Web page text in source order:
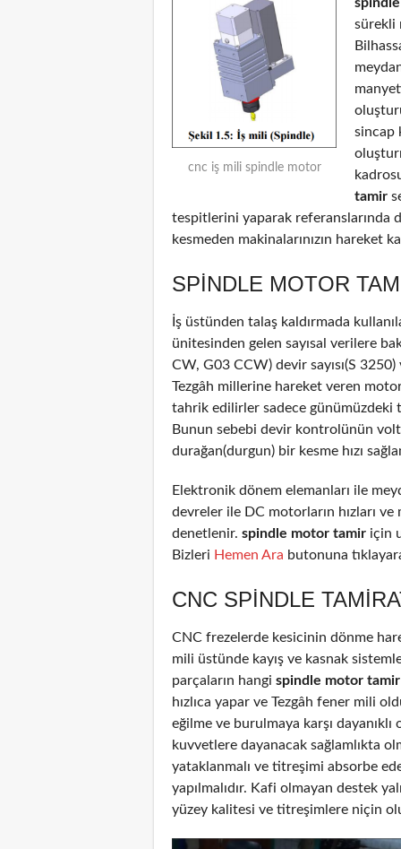
cnc iş mili spindle motor
sürekli
sincap
tamir
tespitlerini yaparak referanslarında
kesmeden makinalarınızın hareket
SPINDLE MOTOR
İş üstünden talaş kaldırmada
ünitesinden gelen sayısal verilere
CW, G03 CCW) devir sayısı(S
Tezgâh millerine hareket veren
tahrik edilirler sadece günümüzdeki
Bunun sebebi devir kontrolünün
durağan(durgun) bir kesme hızı
Elektronik dönem elemanları ile
devreler ile DC motorların hızları
denetlenir. spindle motor tamir için
Bizleri Hemen Ara butonuna
CNC SPINDLE
CNC frezelerde kesicinin dönme
mili üstünde kayış ve kasnak
parçaların hangi spindle motor tamir
hızlıca yapar ve Tezgâh fener mili
eğilme ve burulmaya karşı
kuvvetlere dayanacak sağlamlıkta
yataklanmalı ve titreşimi absorbe
yapılmalıdır. Kafi olmayan destek
yüzey kalitesi ve titreşimlere niçin